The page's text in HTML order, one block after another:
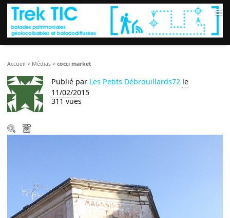
≡
Accueil > Médias >cocci market
Publié par Les Petits Débrouillards72 le
11/02/2015
311 vues